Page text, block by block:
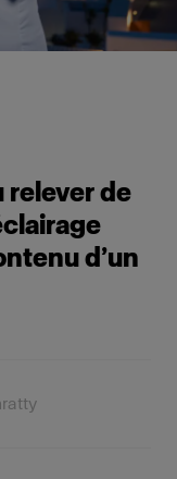
relever de
d’un